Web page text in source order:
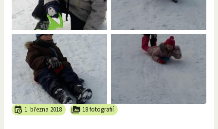
1. března 2018 18 fotografií